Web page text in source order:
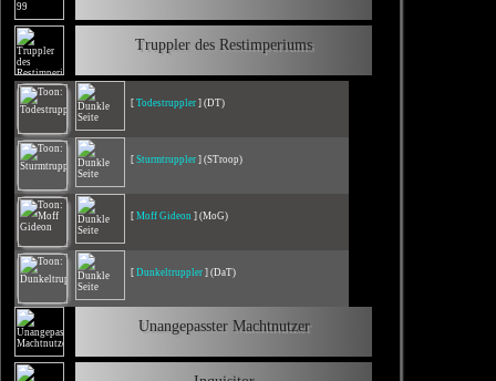
Truppler des Restimperiums
[ Todestruppler ] (DT)
[ Sturmtruppler ] (STroop)
[ Moff Gideon ] (MoG)
[ Dunkeltruppler ] (DaT)
Unangepasster Machtnutzer